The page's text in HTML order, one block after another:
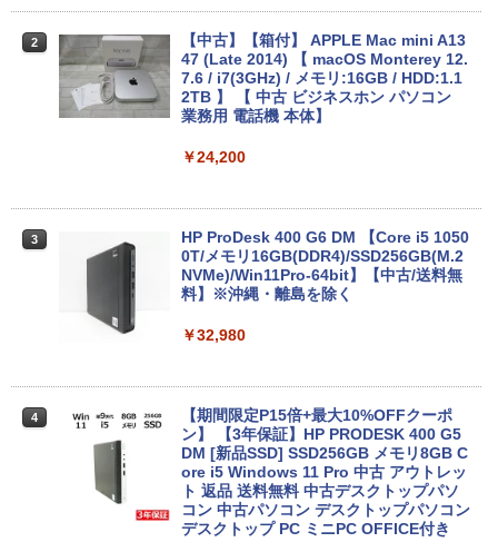
Anker Soundcore Liberty 5 ミッドナイトブ
ラック
￥14,990
るーとゅーす コードレス ENCノイズキャン
セリング 自動ペアリング Type-C充電 マイク
付き 防水 タッチ式音量調整 スポーツ/通勤/通
学/WEB会議(ホワイト)
￥1,964
レスイヤホン Bluetooth 5.4 ノイズキャンセ
リング ANC 36時間再生
￥3,480
On My Road (Stadium ver.)
￥250
by Amazon 天然水ラベルレス 2L×9本
￥1,117
art Basic)
￥1,625
コカ・コーラ やかんの麦茶 from 爽健美茶 ラ
ONE PIECE モノクロ版 115 (ジャンプコミッ
クスDIGITAL)
￥594
￥572
版ビッグガンガンコミックス)
2
おまかせ 中古ノートパソコン Windows
11 A4サイズ 15型以上 メーカー 富士通 N
EC 等 CPU Intel Cel 第6世代 メモリ4GB
SSD128GB 無線LAN WPS office2搭載
HDMI対応 送料無料 訳あり品
￥7,980
3
【期間限定破格金額！】新生活 新古品 W
in11搭載 パソコンノートパソコンoffice
付き 初心者向けノートPC 初期設定済 1
5.6型 インテル高速CPU ランダムで発送
Webカメラ zoom 軽量薄型 無線 型番更
￥9,980
中古ノートパソコン Core i3/i5選択可 Wi
ndows11 Pro WPS Office 2024付き メ
モリ8GB SSD1TB 15.6型 テンキー ビジ
ネス 在宅勤務 学生向け 福袋2026
2
【中古】【箱付】 APPLE Mac mini A13
47 (Late 2014) 【 macOS Monterey 12.
7.6 / i7(3GHz) / メモリ:16GB / HDD:1.1
2TB 】 【 中古 ビジネスホン パソコン
業務用 電話機 本体】
￥24,200
3
HP ProDesk 400 G6 DM 【Core i5 1050
0T/メモリ16GB(DDR4)/SSD256GB(M.2
NVMe)/Win11Pro-64bit】【中古/送料無
料】※沖縄・離島を除く
￥32,980
4
【期間限定P15倍+最大10%OFFクーポ
ン】 【3年保証】HP PRODESK 400 G5
DM [新品SSD] SSD256GB メモリ8GB C
ore i5 Windows 11 Pro 中古 アウトレッ
ト 返品 送料無料 中古デスクトップパソ
コン 中古パソコン デスクトップパソコン
デスクトップ PC ミニPC OFFICE付き